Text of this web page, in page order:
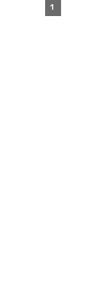
1